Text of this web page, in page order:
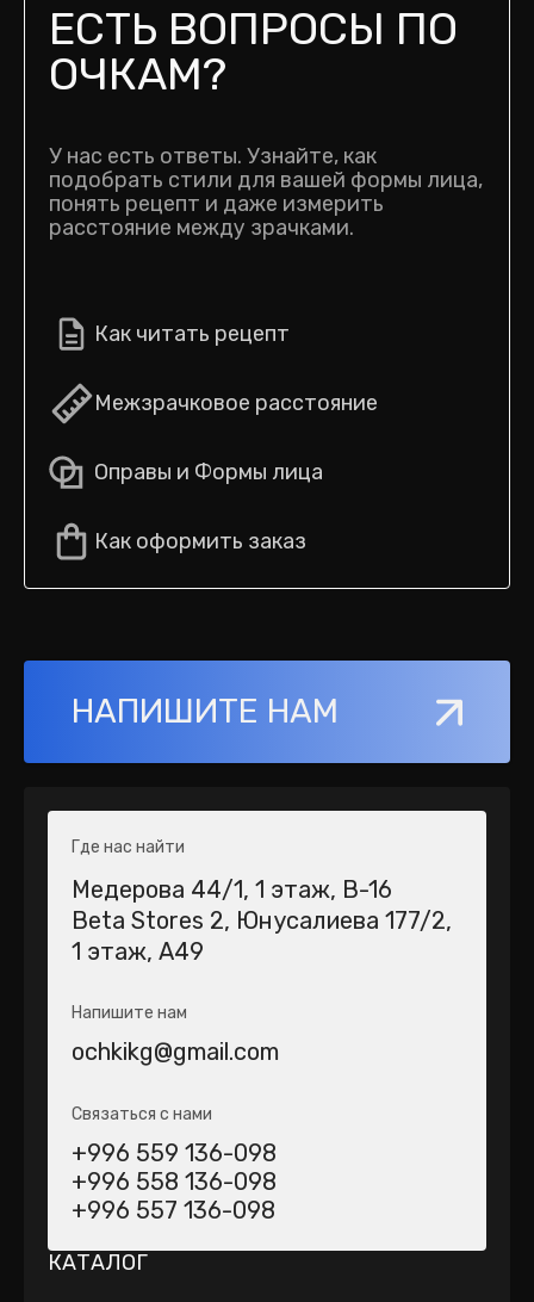
ЕСТЬ ВОПРОСЫ ПО
ОЧКАМ?
У нас есть ответы. Узнайте, как
подобрать стили для вашей формы лица,
понять рецепт и даже измерить
расстояние между зрачками.
Как читать рецепт
Межзрачковое расстояние
Оправы и Формы лица
Как оформить заказ
НАПИШИТЕ НАМ
Где нас найти
Медерова 44/1​, 1 этаж, В-16
Beta Stores 2​, Юнусалиева 177/2,
1 этаж, А49
Напишите нам
ochkikg@gmail.com
Связаться с нами
+996 559 136-098
+996 558 136-098
+996 557 136-098
КАТАЛОГ